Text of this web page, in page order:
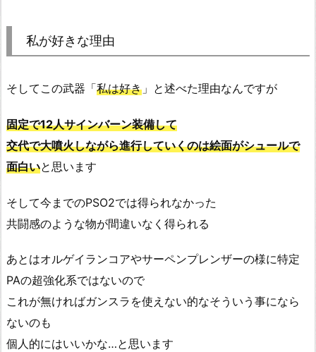
私が好きな理由
そしてこの武器「私は好き 」と述べた理由なんですが
固定で12人サインバーン装備して
交代で大噴火しながら進行していくのは絵面がシュールで
面白いと思います
そして今までのPSO2では得られなかった
共闘感のような物が間違いなく得られる
あとはオルゲイランコアやサーペンプレンザーの様に特定
PAの超強化系ではないので
これが無ければガンスラを使えない的なそういう事になら
ないのも
個人的にはいいかな…と思います